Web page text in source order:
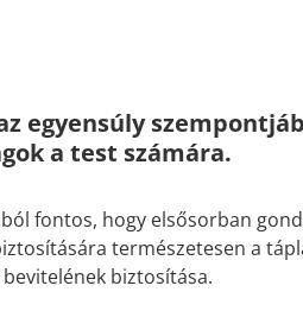
egyensúly
a test számára.
fontos, hogy elsősorban
természetesen a
biztosítása.